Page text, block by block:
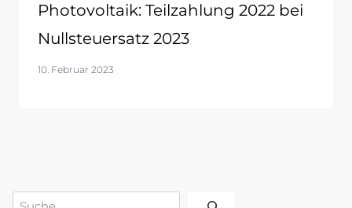
Photovoltaik: Teilzahlung 2022 bei
Nullsteuersatz 2023
10. Februar 2023
Suchen